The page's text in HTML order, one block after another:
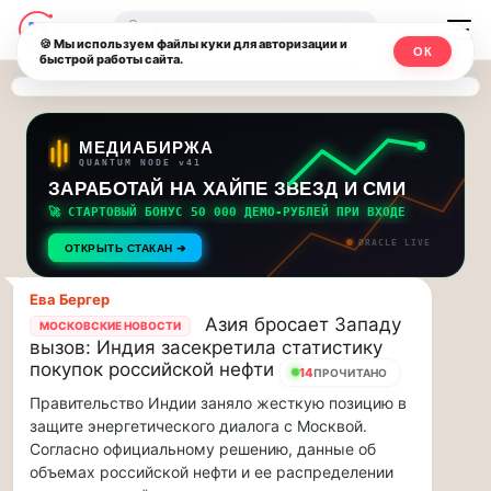
Последние
новости
и
обновления
потока:
Друзья,
приглашаем
на
музыкальную
прогулку
по
Москве
Чайковского!…
Друзья,
приглашаем
на
музыкальную
Москвичи.net
—
Главный
столичный
чат-
мессенджер,
новости
и
инсайды
Москвы
🔍
МЕДИАБИРЖА
QUANTUM NODE v41
ЗАРАБОТАЙ НА ХАЙПЕ ЗВЕЗД И СМИ
🚀 СТАРТОВЫЙ БОНУС 50 000 ДЕМО-РУБЛЕЙ ПРИ ВХОДЕ
ОТКРЫТЬ СТАКАН ➔ ORACLE LIVE
Ева Бергеp
МОСКОВСКИЕ НОВОСТИ
Азия бросает Западу
вызов: Индия засекретила статистику
покупок российской нефти
14ПРОЧИТАНО
Правительство Индии заняло жесткую позицию в
защите энергетического диалога с Москвой.
Согласно официальному решению, данные об
объемах российской нефти и ее распределении
🍪 Мы используем файлы куки для авторизации и
быстрой работы сайта.
ОК